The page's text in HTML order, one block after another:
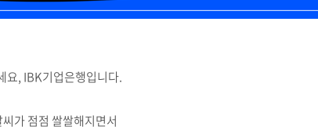
요, IBK기업은행입니다.
가 점점 쌀쌀해지면서